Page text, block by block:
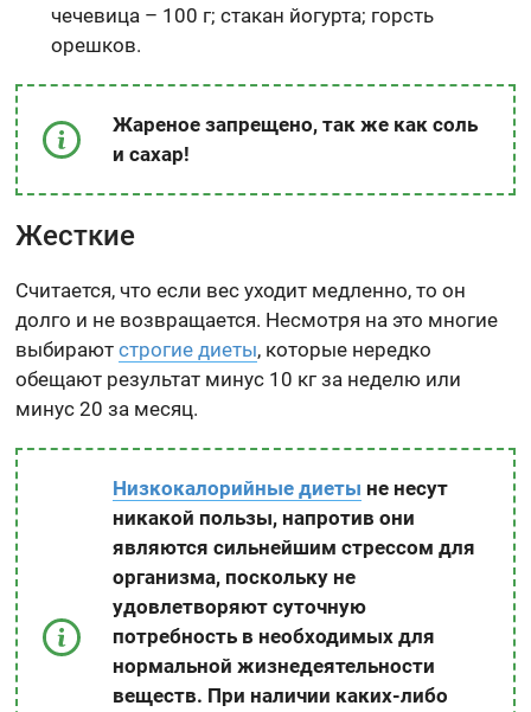
чечевица – 100 г; стакан йогурта; горсть
орешков.
Жареное запрещено, так же как соль
и сахар!
Жесткие
Считается, что если вес уходит медленно, то он
долго и не возвращается. Несмотря на это многие
выбираютстрогие диеты, которые нередко
обещают результат минус 10 кг за неделю или
минус 20 за месяц.
Низкокалорийные диеты не несут
никакой пользы, напротив они
являются сильнейшим стрессом для
организма, поскольку не
удовлетворяют суточную
потребность в необходимых для
нормальной жизнедеятельности
веществ. При наличии каких-либо